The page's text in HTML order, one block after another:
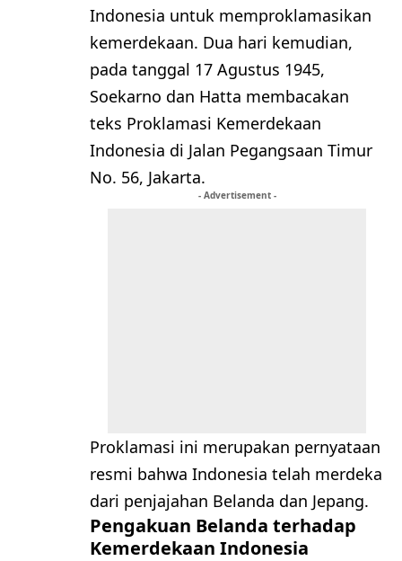
Indonesia untuk memproklamasikan
kemerdekaan. Dua hari kemudian,
pada tanggal 17 Agustus 1945,
Soekarno dan Hatta membacakan
teks Proklamasi Kemerdekaan
Indonesia di Jalan Pegangsaan Timur
No. 56, Jakarta.
- Advertisement -
Proklamasi ini merupakan pernyataan
resmi bahwa Indonesia telah merdeka
dari penjajahan Belanda dan Jepang.
Pengakuan Belanda terhadap
Kemerdekaan Indonesia